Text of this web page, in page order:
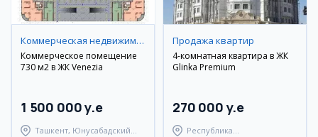
Коммерческая недвижимость
Коммерческое помещение
730 м2 в ЖК Venezia
1 500 000 y.e
Ташкент, Юнусабадский
Продажа квартир
4-комнатная квартира в ЖК
Glinka Premium
270 000 y.e
Республика